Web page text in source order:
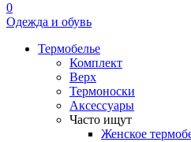
0
Одежда и обувь
Термобелье
Комплект
Верх
Термоноски
Аксессуары
Часто ищут
Женское